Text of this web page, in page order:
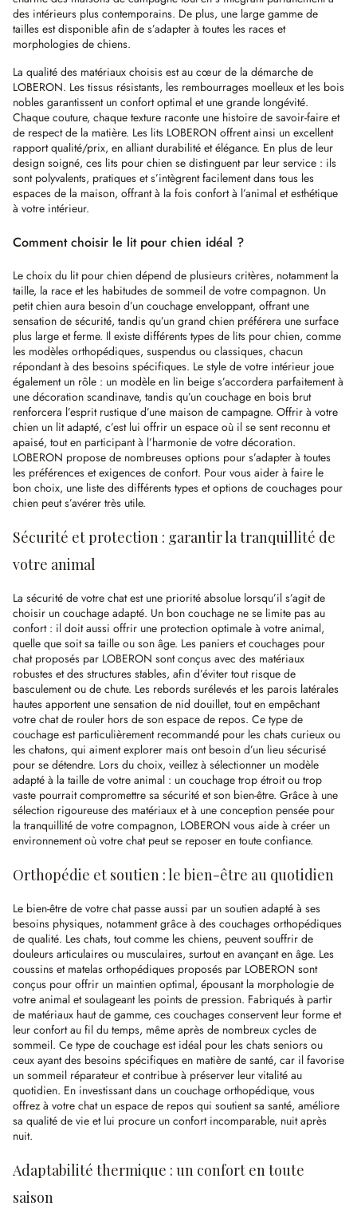
des intérieurs plus contemporains. De plus, une large gamme de
tailles est disponible afin de s’adapter à toutes les races et
morphologies de chiens.
La qualité des matériaux choisis est au cœur de la démarche de
LOBERON. Les tissus résistants, les rembourrages moelleux et les bois
nobles garantissent un confort optimal et une grande longévité.
Chaque couture, chaque texture raconte une histoire de savoir-faire et
de respect de la matière. Les lits LOBERON offrent ainsi un excellent
rapport qualité/prix, en alliant durabilité et élégance. En plus de leur
design soigné, ces lits pour chien se distinguent par leur service : ils
sont polyvalents, pratiques et s’intègrent facilement dans tous les
espaces de la maison, offrant à la fois confort à l’animal et esthétique
à votre intérieur.
Comment choisir le lit pour chien idéal ?
Le choix du lit pour chien dépend de plusieurs critères, notamment la
taille, la race et les habitudes de sommeil de votre compagnon. Un
petit chien aura besoin d’un couchage enveloppant, offrant une
sensation de sécurité, tandis qu’un grand chien préférera une surface
plus large et ferme. Il existe différents types de lits pour chien, comme
les modèles orthopédiques, suspendus ou classiques, chacun
répondant à des besoins spécifiques. Le style de votre intérieur joue
également un rôle : un modèle en lin beige s’accordera parfaitement à
une décoration scandinave, tandis qu’un couchage en bois brut
renforcera l’esprit rustique d’une maison de campagne. Offrir à votre
chien un lit adapté, c’est lui offrir un espace où il se sent reconnu et
apaisé, tout en participant à l’harmonie de votre décoration.
LOBERON propose de nombreuses options pour s’adapter à toutes
les préférences et exigences de confort. Pour vous aider à faire le
bon choix, une liste des différents types et options de couchages pour
chien peut s’avérer très utile.
Sécurité et protection : garantir la tranquillité de
votre animal
La sécurité de votre chat est une priorité absolue lorsqu’il s’agit de
choisir un couchage adapté. Un bon couchage ne se limite pas au
confort : il doit aussi offrir une protection optimale à votre animal,
quelle que soit sa taille ou son âge. Les paniers et couchages pour
chat proposés par LOBERON sont conçus avec des matériaux
robustes et des structures stables, afin d’éviter tout risque de
basculement ou de chute. Les rebords surélevés et les parois latérales
hautes apportent une sensation de nid douillet, tout en empêchant
votre chat de rouler hors de son espace de repos. Ce type de
couchage est particulièrement recommandé pour les chats curieux ou
les chatons, qui aiment explorer mais ont besoin d’un lieu sécurisé
pour se détendre. Lors du choix, veillez à sélectionner un modèle
adapté à la taille de votre animal : un couchage trop étroit ou trop
vaste pourrait compromettre sa sécurité et son bien-être. Grâce à une
sélection rigoureuse des matériaux et à une conception pensée pour
la tranquillité de votre compagnon, LOBERON vous aide à créer un
environnement où votre chat peut se reposer en toute confiance.
Orthopédie et soutien : le bien-être au quotidien
Le bien-être de votre chat passe aussi par un soutien adapté à ses
besoins physiques, notamment grâce à des couchages orthopédiques
de qualité. Les chats, tout comme les chiens, peuvent souffrir de
douleurs articulaires ou musculaires, surtout en avançant en âge. Les
coussins et matelas orthopédiques proposés par LOBERON sont
conçus pour offrir un maintien optimal, épousant la morphologie de
votre animal et soulageant les points de pression. Fabriqués à partir
de matériaux haut de gamme, ces couchages conservent leur forme et
leur confort au fil du temps, même après de nombreux cycles de
sommeil. Ce type de couchage est idéal pour les chats seniors ou
ceux ayant des besoins spécifiques en matière de santé, car il favorise
un sommeil réparateur et contribue à préserver leur vitalité au
quotidien. En investissant dans un couchage orthopédique, vous
offrez à votre chat un espace de repos qui soutient sa santé, améliore
sa qualité de vie et lui procure un confort incomparable, nuit après
nuit.
Adaptabilité thermique : un confort en toute
saison